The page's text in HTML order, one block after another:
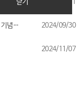
닫기
[서울공대동창회] 서울공대 95학번, 입학 30주년 기념행사 성료
[서울공대동창회] 서울공대 75학번, 입학 50주년 기념행사 성료
2024/09/30
2024/11/07